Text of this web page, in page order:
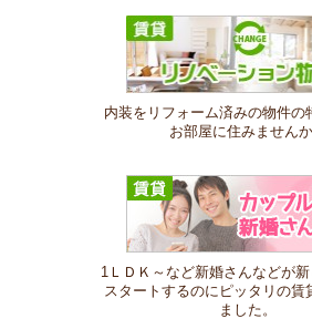
内装をリフォーム済みの物件の
お部屋に住みません
1ＬＤＫ～など新婚さんなどが
スタートするのにピッタリの賃
ました。